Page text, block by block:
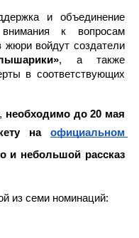
и объединение
к вопросам
жюри войдут создатели
, а также
в соответствующих
необходимо до 20 мая
на официальном
и небольшой рассказ
из семи номинаций: